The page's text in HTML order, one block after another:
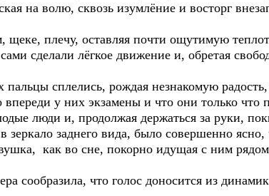
на волю, сквозь изумлёние и восторг
щеке, плечу, оставляя почти ощутимую
сделали лёгкое движение и, обретая
сплелись, рождая незнакомую
у них экзамены и что они только что
люди и, продолжая держаться за руки,
зеркало заднего вида, было совершенно
как во сне, покорно идущая с ним
сообразила, что голос доносится из